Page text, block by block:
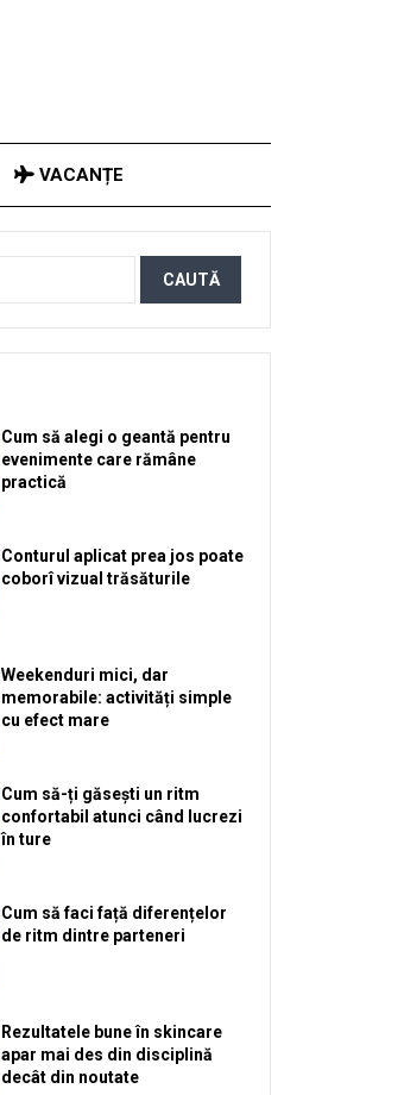
VACANȚE
Cum să alegi o geantă pentru
evenimente care rămâne
practică
Conturul aplicat prea jos poate
coborî vizual trăsăturile
Weekenduri mici, dar
memorabile: activități simple
cu efect mare
Cum să-ți găsești un ritm
confortabil atunci când lucrezi
în ture
Cum să faci față diferențelor
de ritm dintre parteneri
Rezultatele bune în skincare
apar mai des din disciplină
decât din noutate